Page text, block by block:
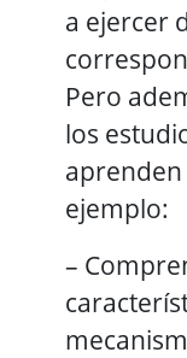
a ejercer
Pero
los
ejemplo:
–